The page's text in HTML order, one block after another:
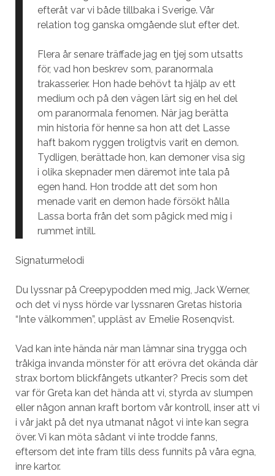
efteråt var vi både tillbaka i Sverige. Vår
relation tog ganska omgående slut efter det.
Flera år senare träffade jag en tjej som utsatts
för, vad hon beskrev som, paranormala
trakasserier. Hon hade behövt ta hjälp av ett
medium och på den vägen lärt sig en hel del
om paranormala fenomen. När jag berätta
min historia för henne sa hon att det Lasse
haft bakom ryggen troligtvis varit en demon.
Tydligen, berättade hon, kan demoner visa sig
i olika skepnader men däremot inte tala på
egen hand. Hon trodde att det som hon
menade varit en demon hade försökt hålla
Lassa borta från det som pågick med mig i
rummet intill.
Signaturmelodi
Du lyssnar på Creepypodden med mig, Jack Werner,
och det vi nyss hörde var lyssnaren Gretas historia
“Inte välkommen”, uppläst av Emelie Rosenqvist.
Vad kan inte hända när man lämnar sina trygga och
tråkiga invanda mönster för att erövra det okända där
strax bortom blickfångets utkanter? Precis som det
var för Greta kan det hända att vi, styrda av slumpen
eller någon annan kraft bortom vår kontroll, inser att vi
i vår jakt på det nya utmanat något vi inte kan segra
över. Vi kan möta sådant vi inte trodde fanns,
eftersom det inte fram tills dess funnits på våra egna,
inre kartor.